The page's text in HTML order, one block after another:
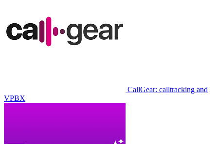
CallGear: calltracking and
VPBX